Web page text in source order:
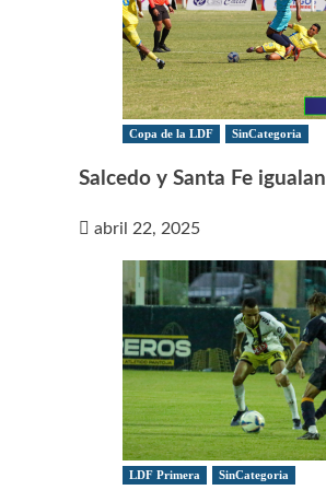
Copa de la LDF SinCategoria
Salcedo y Santa Fe igualan
abril 22, 2025
LDF Primera SinCategoria